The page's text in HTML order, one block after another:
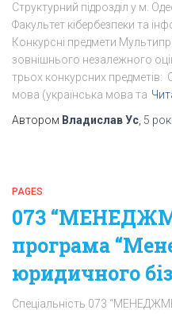
Структурний підрозділ у м.
Факультет кібербезпеки та
Конкурсні предмети
зовнішнього незалежного
трьох конкурсних предметів:
мова (українська мова та
Автором Владислав Ус 5
PAGES
073
програма
юридичного
Спеціальність 073